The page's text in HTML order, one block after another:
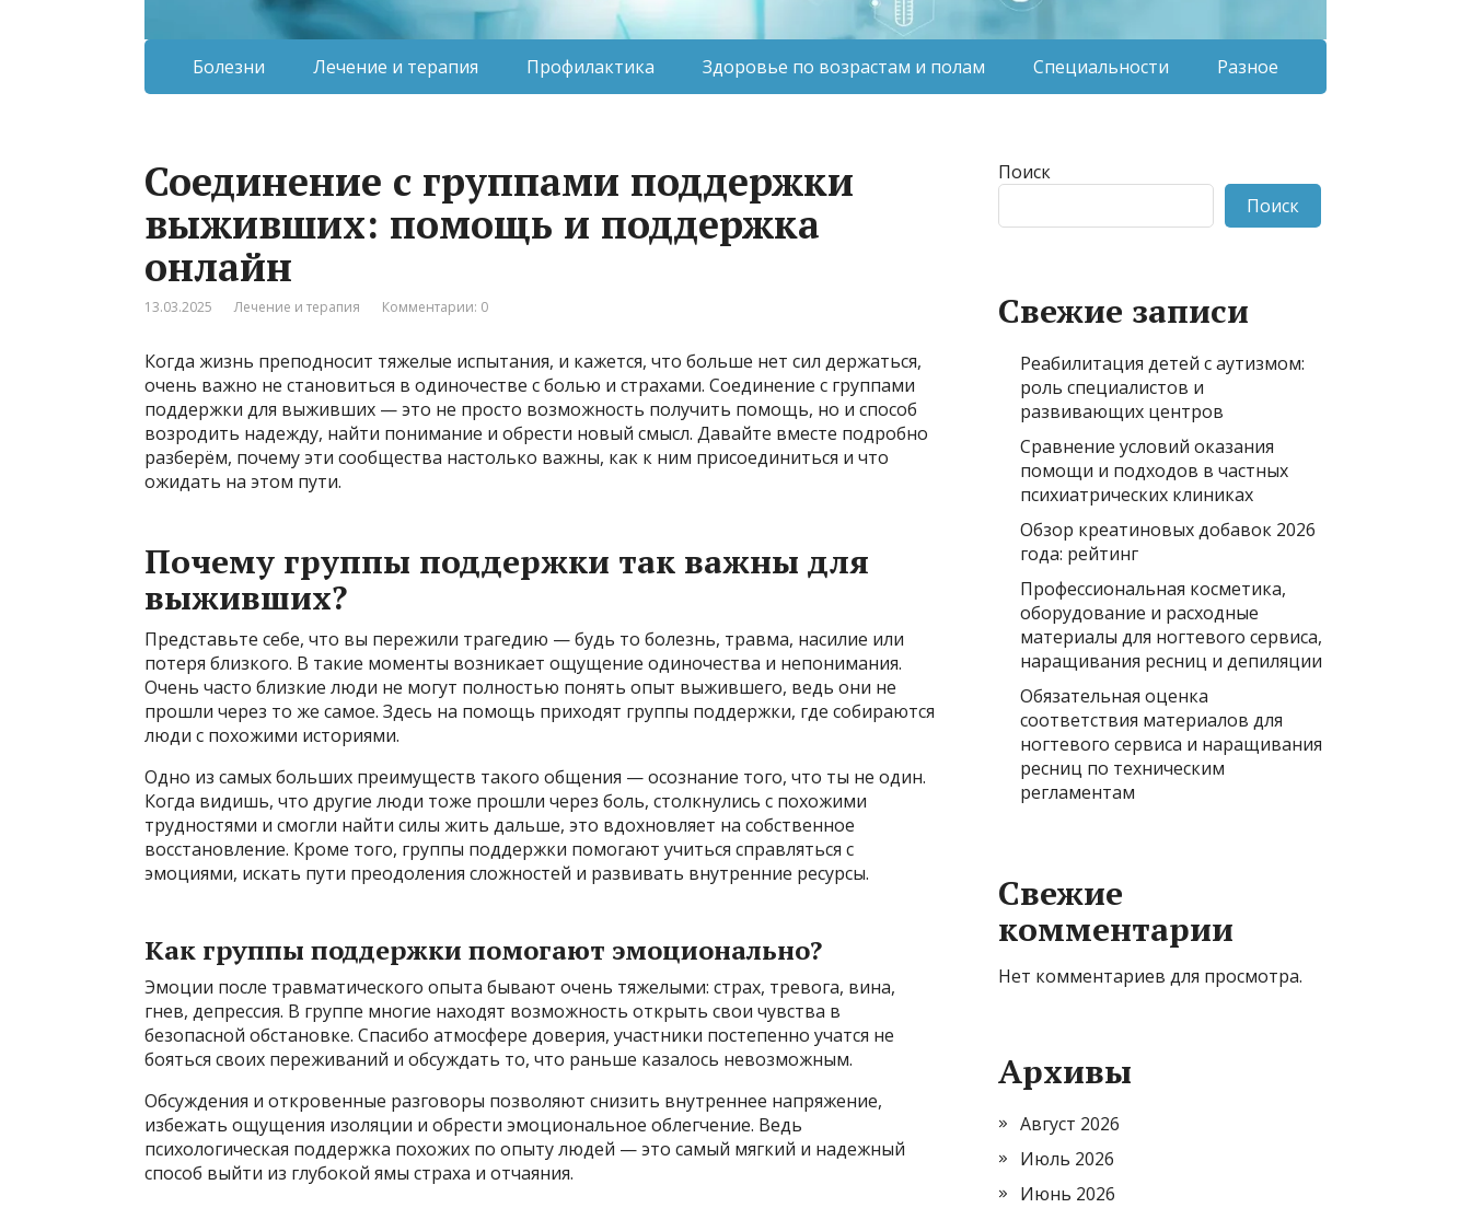
Болезни Лечение и терапия Профилактика Здоровье по возрастам и полам Специальности Разное
Соединение с группами поддержки
выживших: помощь и поддержка
онлайн
13.03.2025 Лечение и терапия Комментарии: 0
Когда жизнь преподносит тяжелые испытания, и кажется, что больше нет сил держаться,
очень важно не становиться в одиночестве с болью и страхами. Соединение с группами
поддержки для выживших — это не просто возможность получить помощь, но и способ
возродить надежду, найти понимание и обрести новый смысл. Давайте вместе подробно
разберём, почему эти сообщества настолько важны, как к ним присоединиться и что
ожидать на этом пути.
Почему группы поддержки так важны для
выживших?
Представьте себе, что вы пережили трагедию — будь то болезнь, травма, насилие или
потеря близкого. В такие моменты возникает ощущение одиночества и непонимания.
Очень часто близкие люди не могут полностью понять опыт выжившего, ведь они не
прошли через то же самое. Здесь на помощь приходят группы поддержки, где собираются
люди с похожими историями.
Одно из самых больших преимуществ такого общения — осознание того, что ты не один.
Когда видишь, что другие люди тоже прошли через боль, столкнулись с похожими
трудностями и смогли найти силы жить дальше, это вдохновляет на собственное
восстановление. Кроме того, группы поддержки помогают учиться справляться с
эмоциями, искать пути преодоления сложностей и развивать внутренние ресурсы.
Как группы поддержки помогают эмоционально?
Эмоции после травматического опыта бывают очень тяжелыми: страх, тревога, вина,
гнев, депрессия. В группе многие находят возможность открыть свои чувства в
безопасной обстановке. Спасибо атмосфере доверия, участники постепенно учатся не
бояться своих переживаний и обсуждать то, что раньше казалось невозможным.
Обсуждения и откровенные разговоры позволяют снизить внутреннее напряжение,
избежать ощущения изоляции и обрести эмоциональное облегчение. Ведь
психологическая поддержка похожих по опыту людей — это самый мягкий и надежный
способ выйти из глубокой ямы страха и отчаяния.
Поиск
Поиск
Свежие записи
Реабилитация детей с аутизмом:
роль специалистов и
развивающих центров
Сравнение условий оказания
помощи и подходов в частных
психиатрических клиниках
Обзор креатиновых добавок 2026
года: рейтинг
Профессиональная косметика,
оборудование и расходные
материалы для ногтевого сервиса,
наращивания ресниц и депиляции
Обязательная оценка
соответствия материалов для
ногтевого сервиса и наращивания
ресниц по техническим
регламентам
Свежие
комментарии
Нет комментариев для просмотра.
Архивы
Август 2026
Июль 2026
Июнь 2026